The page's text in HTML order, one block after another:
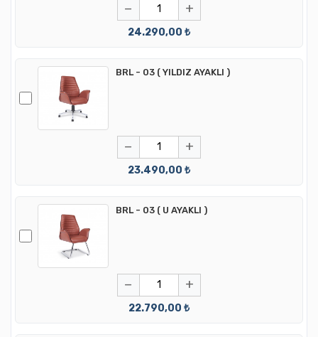
− +
24.290,00 ₺
BRL - 03 ( YILDIZ AYAKLI )
− +
23.490,00 ₺
BRL - 03 ( U AYAKLI )
− +
22.790,00 ₺